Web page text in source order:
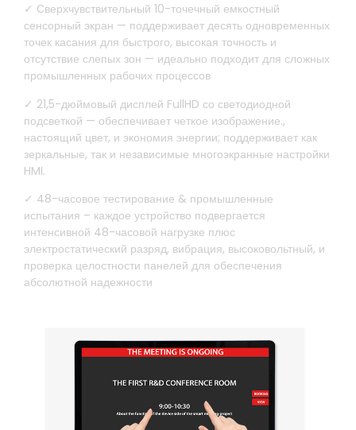
✓ Сверхчувствительный 10-точечный емкостный
сенсорный экран — поддерживает десять одновременных
точек касания для быстрого, высокая точность и
отсутствие слепых зон — идеально подходит для сложных
промышленных рабочих процессов
✓ 21,5-дюймовый дисплей FullHD со светодиодной
подсветкой — обеспечивает четкое изображение.,
настоящий цвет, и экономия энергии; поддерживает как
зеркальные, так и независимые многоэкранные настройки
HMI.
✓ 48-часовое тестирование & промышленные
испытания – каждое устройство подвергается
интенсивной 48-часовой нагрузке плюс
электростатический разряд, вибрация, высоковольтный, и
проверка целостности панелей для обеспечения
абсолютной надежности